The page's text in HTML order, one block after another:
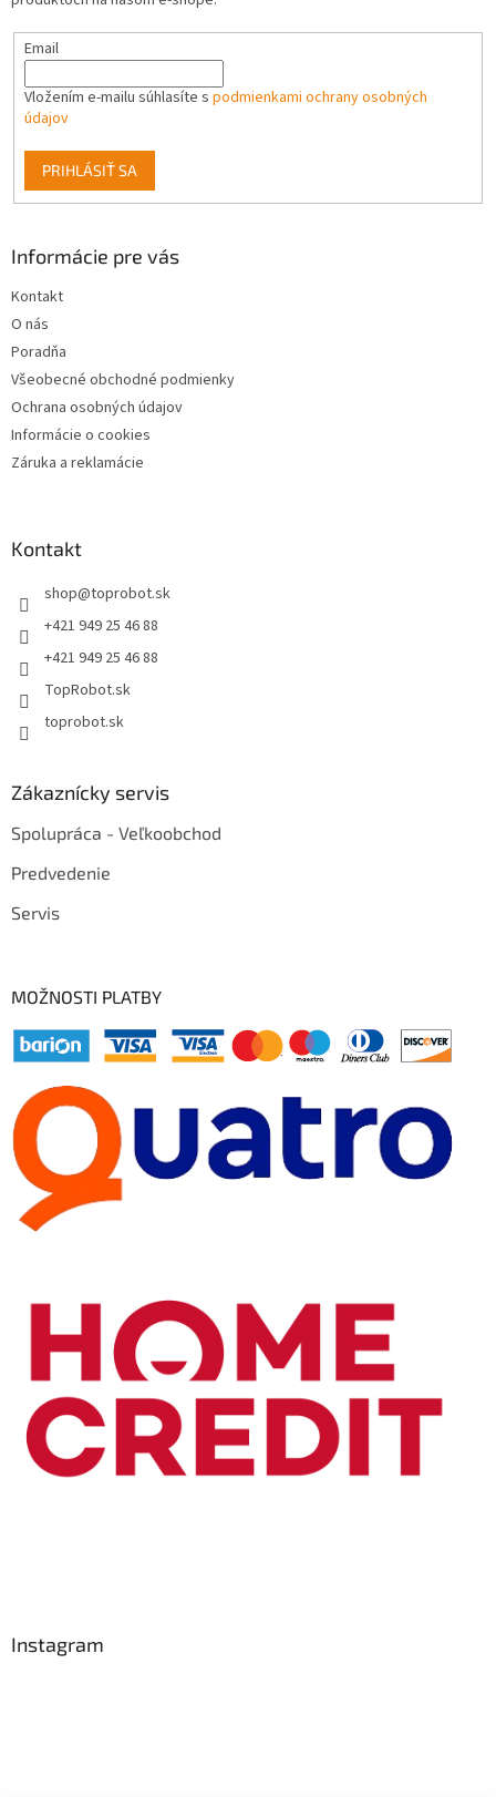
Email
Vložením e-mailu súhlasíte s podmienkami ochrany osobných
údajov
PRIHLÁSIŤ SA
Informácie pre vás
Kontakt
O nás
Poradňa
Všeobecné obchodné podmienky
Ochrana osobných údajov
Informácie o cookies
Záruka a reklamácie
Kontakt
shop@toprobot.sk
+421 949 25 46 88
+421 949 25 46 88
TopRobot.sk
toprobot.sk
Zákaznícky servis
Spolupráca - Veľkoobchod
Predvedenie
Servis
MOŽNOSTI PLATBY
Instagram